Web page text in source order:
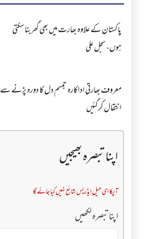
پاکستان کے علاوہ بھارت میں بھی گھربنا سکتی
ہوں، سجل علی
معروف بھارتی اداکارہ تبسم دل کا دورہ پڑنے سے
انتقال کرگئیں
اپنا تبصرہ بھیجیں
آپکا ای میل ایڈریس شائع نہیں کیا جائے گا
اپنا تبصرہ لکھیں